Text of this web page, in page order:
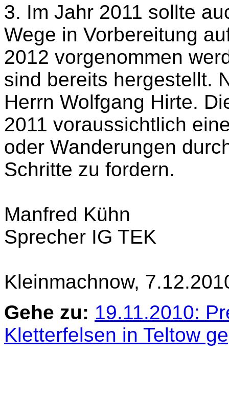
3. Im Jahr 2011 sollte
Wege in Vorbereitung
2012 vorgenommen
sind bereits hergestellt.
Herrn Wolfgang Hirte.
2011 voraussichtlich
oder Wanderungen
Schritte zu fordern.
Manfred Kühn
Sprecher IG TEK
Kleinmachnow,
Gehe zu: 19.11.2010:
Kletterfelsen in Teltow